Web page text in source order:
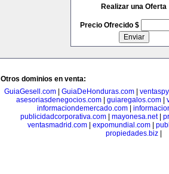
Realizar una Oferta
Precio Ofrecido $
Otros dominios en venta:
GuiaGesell.com| GuiaDeHonduras.com|
asesoriasdenegocios.com
guiaregalos.com
informaciondemercado.com|
publicidadcorporativa.com
mayonesa.net|
ventasmadrid.com
expomundial.com
propiedades.biz